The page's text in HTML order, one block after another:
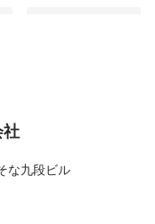
とは最新順で表示
な九段ビル